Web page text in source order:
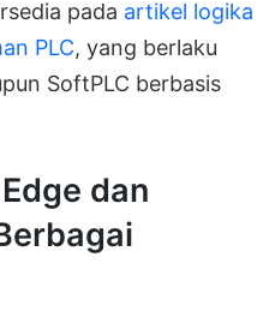
pada artikel logika
PLC, yang berlaku
SoftPLC berbasis
dan